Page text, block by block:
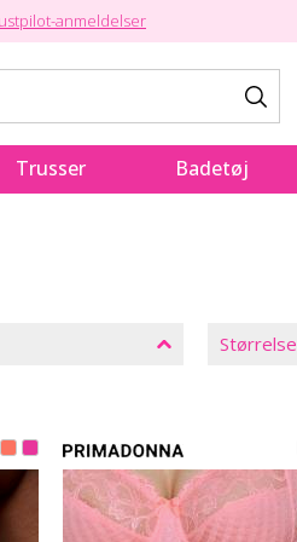
anmeldelser
Trusser Badetøj
Størrelse